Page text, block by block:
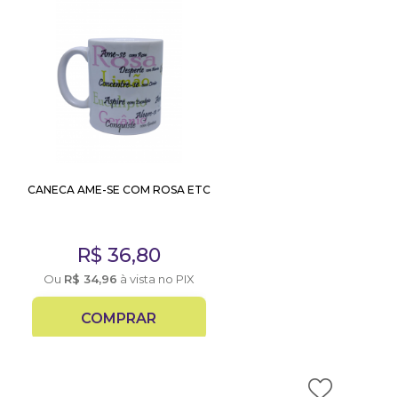
CANECA AME-SE COM ROSA ETC
R$ 36,80
Ou R$ 34,96 à vista no PIX
COMPRAR